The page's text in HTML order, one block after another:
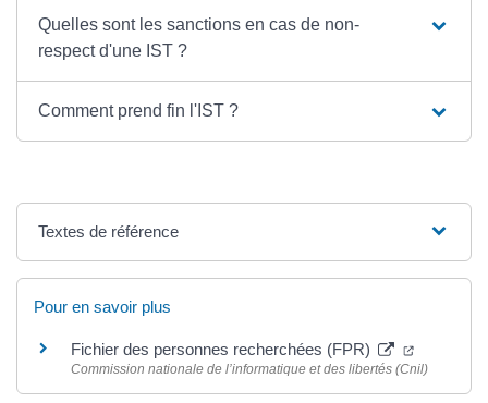
Quelles sont les sanctions en cas de non-
respect d'une IST ?
Comment prend fin l'IST ?
Textes de référence
Pour en savoir plus
Fichier des personnes recherchées (FPR)
Commission nationale de l’informatique et des libertés (Cnil)